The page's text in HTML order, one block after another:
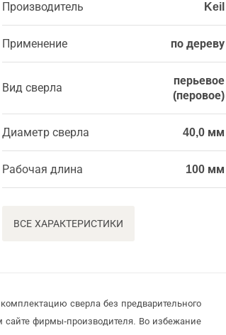
Производитель Keil
Применение по дереву
Вид сверла
перьевое
(перовое)
Диаметр сверла 40,0 мм
Рабочая длина 100 мм
ВСЕ ХАРАКТЕРИСТИКИ
сверла без предварительного
фирмы-производителя. Во избежание